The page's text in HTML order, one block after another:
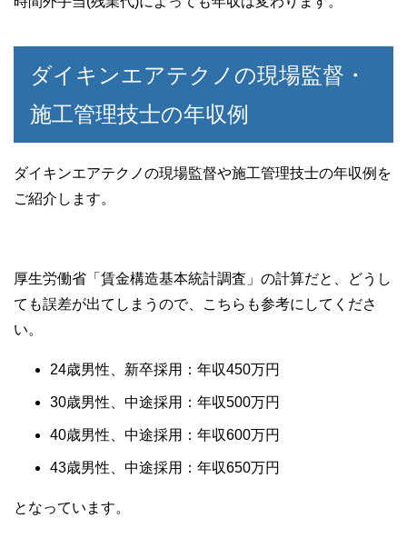
ダイキンエアテクノの現場監督・
施工管理技士の年収例
ダイキンエアテクノの現場監督や施工管理技士の年収例を
ご紹介します。
厚生労働省「賃金構造基本統計調査」の計算だと、どうし
ても誤差が出てしまうので、こちらも参考にしてくださ
い。
24歳男性、新卒採用：年収450万円
30歳男性、中途採用：年収500万円
40歳男性、中途採用：年収600万円
43歳男性、中途採用：年収650万円
となっています。